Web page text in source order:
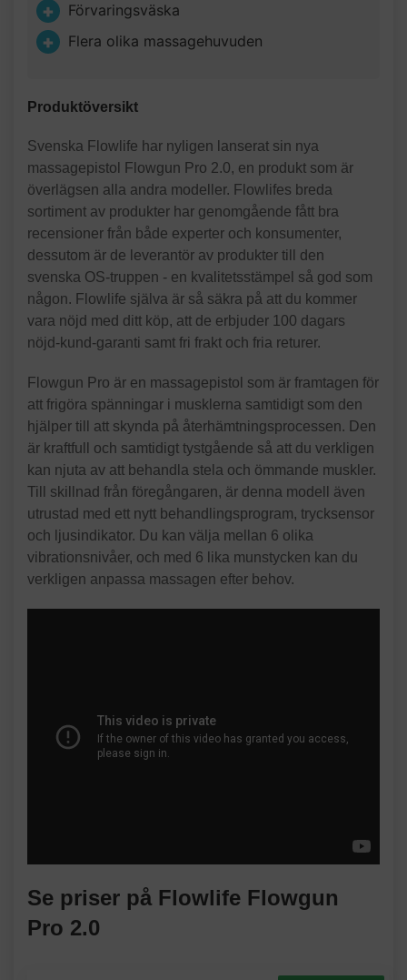
Förvaringsväska
Flera olika massagehuvuden
Produktöversikt
Svenska Flowlife har nyligen lanserat sin nya
massagepistol Flowgun Pro 2.0, en produkt som är
överlägsen alla andra modeller. Flowlifes breda
sortiment av produkter har genomgående fått bra
recensioner från både experter och konsumenter,
dessutom är de leverantör av produkter till den
svenska OS-truppen - en kvalitetsstämpel så god som
någon. Flowlife själva är så säkra på att du kommer
vara nöjd med ditt köp, att de erbjuder 100 dagars
nöjd-kund-garanti samt fri frakt och fria returer.
Flowgun Pro är en massagepistol som är framtagen för
att frigöra spänningar i musklerna samtidigt som den
hjälper till att skynda på återhämtningsprocessen. Den
är kraftfull och samtidigt tystgående så att du verkligen
kan njuta av att behandla stela och ömmande muskler.
Till skillnad från föregångaren, är denna modell även
utrustad med ett nytt behandlingsprogram, trycksensor
och ljusindikator. Du kan välja mellan 6 olika
vibrationsnivåer, och med 6 lika munstycken kan du
verkligen anpassa massagen efter behov.
Se priser på Flowlife Flowgun
Pro 2.0